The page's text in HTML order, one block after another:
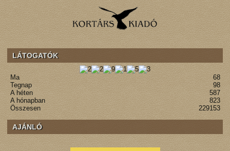
LÁTOGATÓK
Ma
68
Tegnap
98
A héten
587
A hónapban
823
Összesen
229153
AJÁNLÓ